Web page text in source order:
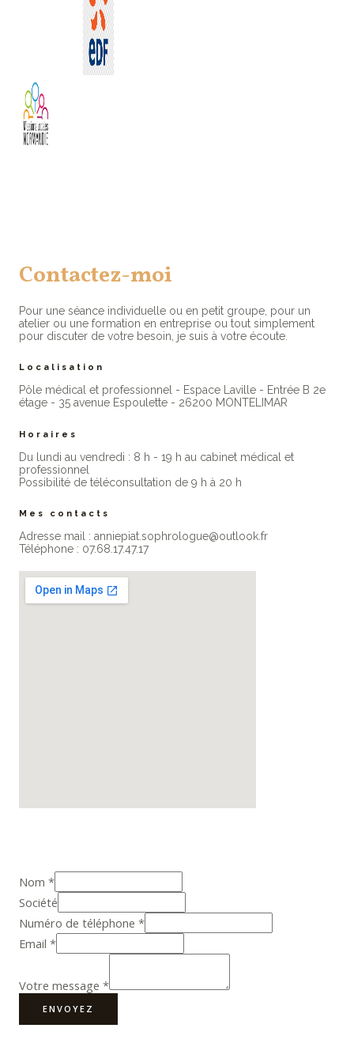
Contactez-moi
Pour une séance individuelle ou en petit groupe, pour un
atelier ou une formation en entreprise ou tout simplement
pour discuter de votre besoin, je suis à votre écoute.
Localisation
Pôle médical et professionnel - Espace Laville - Entrée B 2e
étage - 35 avenue Espoulette - 26200 MONTELIMAR
Horaires
Du lundi au vendredi : 8 h - 19 h au cabinet médical et
professionne​l
Possibilité de téléconsultation de 9 h à 20 h
Mes contacts
Adresse mail : anniepiat.sophrologue@outlook.fr
Téléphone : 07.68.17.47.17
Nom *
Société
Numéro de téléphone *
Email *
Votre message *
ENVOYEZ